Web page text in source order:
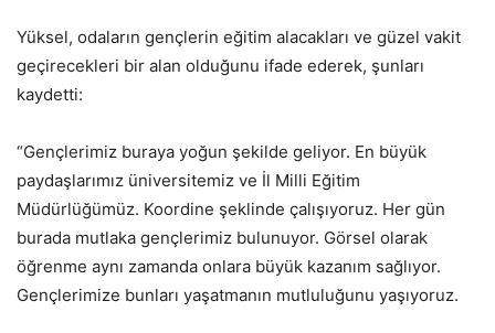
Yüksel, odaların gençlerin eğitim alacakları ve güzel vakit
geçirecekleri bir alan olduğunu ifade ederek, şunları
kaydetti:
“Gençlerimiz buraya yoğun şekilde geliyor. En büyük
paydaşlarımız üniversitemiz ve İl Milli Eğitim
Müdürlüğümüz. Koordine şeklinde çalışıyoruz. Her gün
burada mutlaka gençlerimiz bulunuyor. Görsel olarak
öğrenme aynı zamanda onlara büyük kazanım sağlıyor.
Gençlerimize bunları yaşatmanın mutluluğunu yaşıyoruz.